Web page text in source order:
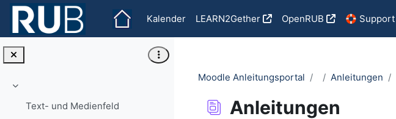
Zum Hauptinhalt
Kalender
LEARN2Gether OpenRUB 🛟 Support
Einklappen
Text- und Medienfeld
Moodle Anleitungsportal Anleitungen
Anleitungen